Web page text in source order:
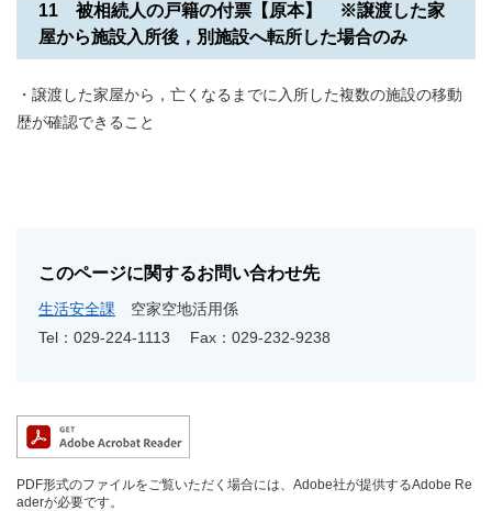
11 被相続人の戸籍の付票【原本】 ※譲渡した家
屋から施設入所後，別施設へ転所した場合のみ
・譲渡した家屋から，亡くなるまでに入所した複数の施設の移動
歴が確認できること
このページに関するお問い合わせ先
生活安全課
空家空地活用係
Tel：029-224-1113
Fax：029-232-9238
PDF形式のファイルをご覧いただく場合には、Adobe社が提供するAdobe Re
aderが必要です。